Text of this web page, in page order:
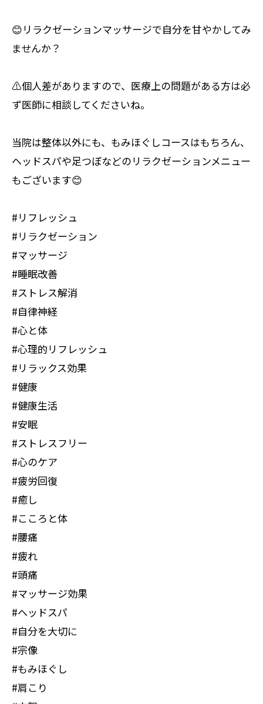
😊リラクゼーションマッサージで自分を甘やかしてみ
ませんか？
⚠️個人差がありますので、医療上の問題がある方は必
ず医師に相談してくださいね。
当院は整体以外にも、もみほぐしコースはもちろん、
ヘッドスパや足つぼなどのリラクゼーションメニュー
もございます😊
#リフレッシュ
#リラクゼーション
#マッサージ
#睡眠改善
#ストレス解消
#自律神経
#心と体
#心理的リフレッシュ
#リラックス効果
#健康
#健康生活
#安眠
#ストレスフリー
#心のケア
#疲労回復
#癒し
#こころと体
#腰痛
#疲れ
#頭痛
#マッサージ効果
#ヘッドスパ
#自分を大切に
#宗像
#もみほぐし
#肩こり